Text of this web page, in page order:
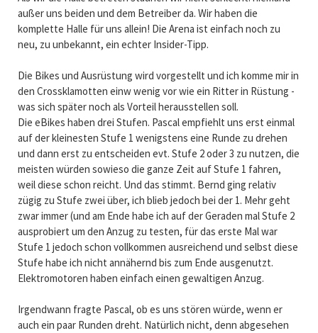
außer uns beiden und dem Betreiber da. Wir haben die
komplette Halle für uns allein! Die Arena ist einfach noch zu
neu, zu unbekannt, ein echter Insider-Tipp.
Die Bikes und Ausrüstung wird vorgestellt und ich komme mir in
den Crossklamotten einw wenig vor wie ein Ritter in Rüstung -
was sich später noch als Vorteil herausstellen soll.
Die eBikes haben drei Stufen. Pascal empfiehlt uns erst einmal
auf der kleinesten Stufe 1 wenigstens eine Runde zu drehen
und dann erst zu entscheiden evt. Stufe 2 oder 3 zu nutzen, die
meisten würden sowieso die ganze Zeit auf Stufe 1 fahren,
weil diese schon reicht. Und das stimmt. Bernd ging relativ
zügig zu Stufe zwei über, ich blieb jedoch bei der 1. Mehr geht
zwar immer (und am Ende habe ich auf der Geraden mal Stufe 2
ausprobiert um den Anzug zu testen, für das erste Mal war
Stufe 1 jedoch schon vollkommen ausreichend und selbst diese
Stufe habe ich nicht annähernd bis zum Ende ausgenutzt.
Elektromotoren haben einfach einen gewaltigen Anzug.
Irgendwann fragte Pascal, ob es uns stören würde, wenn er
auch ein paar Runden dreht. Natürlich nicht, denn abgesehen